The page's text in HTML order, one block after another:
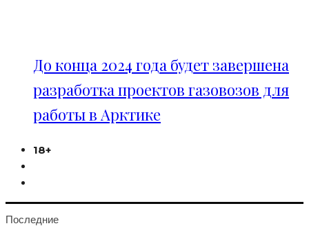
До конца 2024 года будет завершена
разработка проектов газовозов для
работы в Арктике
18+
Последние